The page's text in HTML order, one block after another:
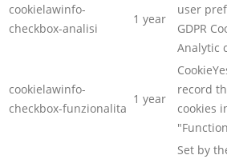
cookielawinfo-
checkbox-analisi
1 year
user
GDPR
Analytic
cookielawinfo-
checkbox-funzionalita
1 year
record
cookies
Set by